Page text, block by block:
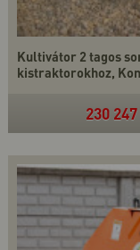
Kultivátor 2 tagos
kistraktorokhoz,
230